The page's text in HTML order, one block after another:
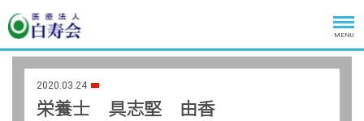
MENU
2020.03.24
栄養士 具志堅 由香